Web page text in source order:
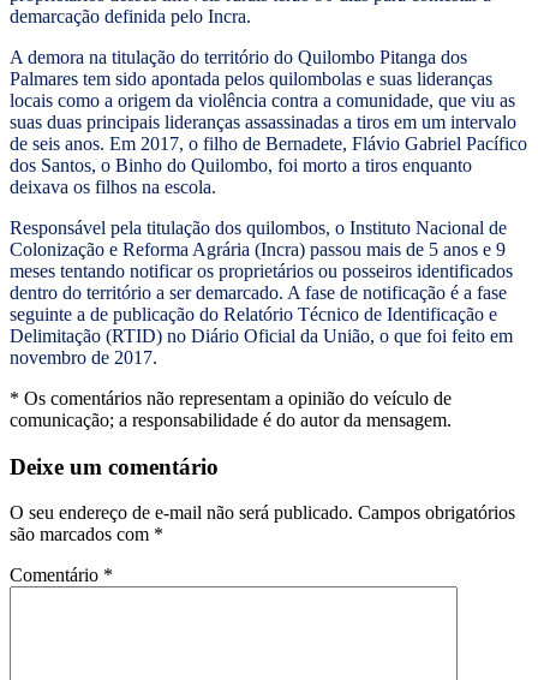
demarcação definida pelo Incra.
A demora na titulação do território do Quilombo Pitanga dos
Palmares tem sido apontada pelos quilombolas e suas lideranças
locais como a origem da violência contra a comunidade, que viu as
suas duas principais lideranças assassinadas a tiros em um intervalo
de seis anos. Em 2017, o filho de Bernadete, Flávio Gabriel Pacífico
dos Santos, o Binho do Quilombo, foi morto a tiros enquanto
deixava os filhos na escola.
Responsável pela titulação dos quilombos, o Instituto Nacional de
Colonização e Reforma Agrária (Incra) passou mais de 5 anos e 9
meses tentando notificar os proprietários ou posseiros identificados
dentro do território a ser demarcado. A fase de notificação é a fase
seguinte a de publicação do Relatório Técnico de Identificação e
Delimitação (RTID) no Diário Oficial da União, o que foi feito em
novembro de 2017.
* Os comentários não representam a opinião do veículo de
comunicação; a responsabilidade é do autor da mensagem.
Deixe um comentário
O seu endereço de e-mail não será publicado. Campos obrigatórios
são marcados com *
Comentário *